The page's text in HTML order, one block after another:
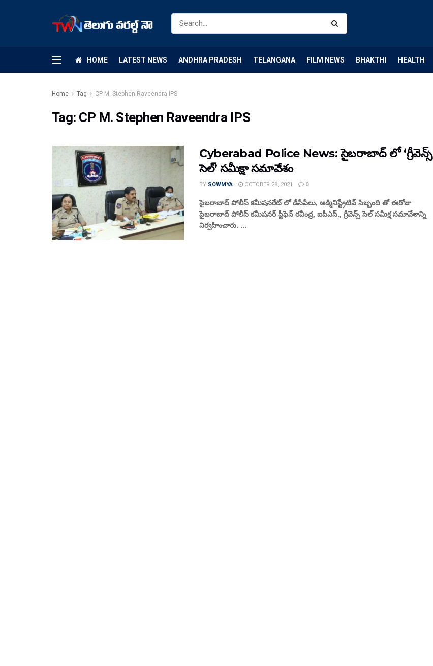
HOME LATEST NEWS ANDHRA PRADESH TELANGANA FILM NEWS BHAKTHI HEALTH
Home Tag CP M. Stephen Raveendra IPS
Tag: CP M. Stephen Raveendra IPS
Cyberabad Police News: సైబరాబాద్ లో ‘గ్రీవెన్స్
సెల్’ సమీక్షా సమావేశం
BY SOWMYA OCTOBER 28, 2021 0
సైబరాబాద్ పోలీస్ కమీషనరేట్ లో డీసీపీలు, అడ్మినిస్ట్రేటివ్ సిబ్బంది తో ఈరోజు
సైబరాబాద్ పోలీస్ కమీషనర్ స్టీఫెన్ రవీంద్ర, ఐపీఎస్., గ్రీవెన్స్ సెల్ సమీక్ష సమావేశాన్ని
నిర్వహించారు. ...